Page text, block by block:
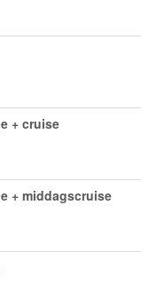
+ cruise
+ middagscruise